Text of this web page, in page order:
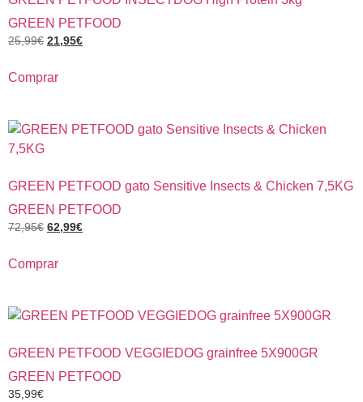
GREEN PETFOOD
25,99€ 21,95€
Comprar
GREEN PETFOOD gato Sensitive Insects & Chicken 7,5KG
GREEN PETFOOD
72,95€ 62,99€
Comprar
GREEN PETFOOD VEGGIEDOG grainfree 5X900GR
GREEN PETFOOD
35,99€